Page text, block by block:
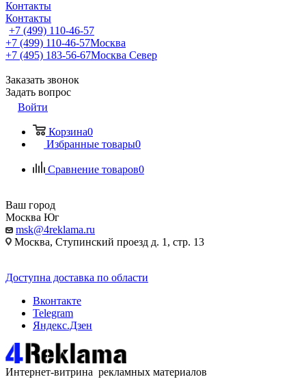
Контакты
Контакты
+7 (499) 110-46-57
+7 (499) 110-46-57Москва
+7 (495) 183-56-67Москва Север
Заказать звонок
Задать вопрос
Войти
Корзина0
Избранные товары0
Сравнение товаров0
Ваш город
Москва Юг
msk@4reklama.ru
Москва, Ступинский проезд д. 1, стр. 13
Доступна доставка по области
Вконтакте
Telegram
Яндекс.Дзен
Интернет-витрина рекламных материалов